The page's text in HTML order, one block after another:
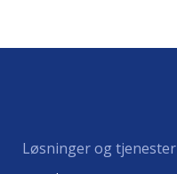
Løsninger og tjenester